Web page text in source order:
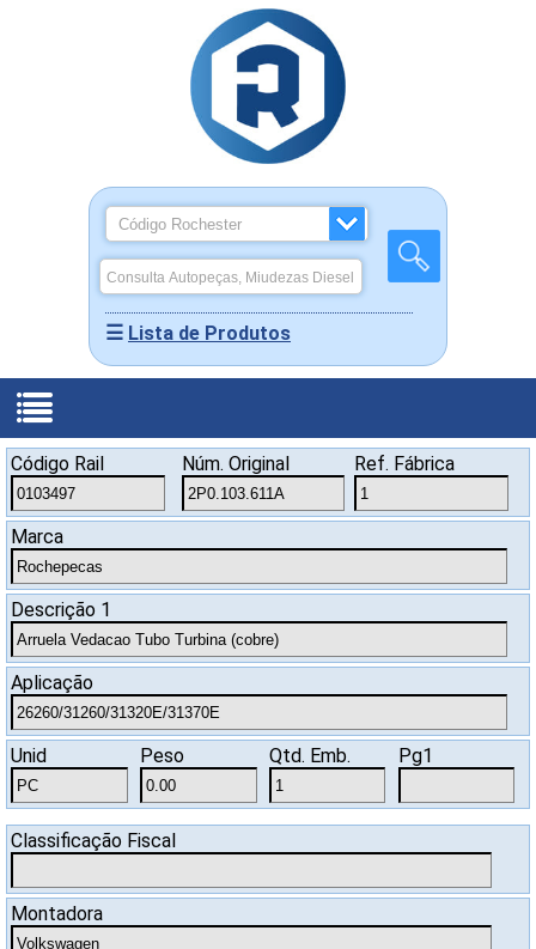
☰ Lista de Produtos
Home
Quem
Produtos
-
Miudezas
SAC
Código Rail Núm. Original Ref. Fábrica
Marca
Descrição 1
Aplicação
Unid Peso Qtd. Emb. Pg1
Classificação Fiscal
Montadora